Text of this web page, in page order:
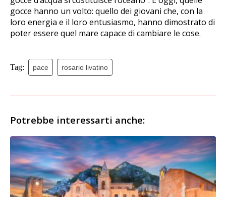
gocce hanno un volto: quello dei giovani che, con la
loro energia e il loro entusiasmo, hanno dimostrato di
poter essere quel mare capace di cambiare le cose.
Tag: pace rosario livatino
Potrebbe interessarti anche: